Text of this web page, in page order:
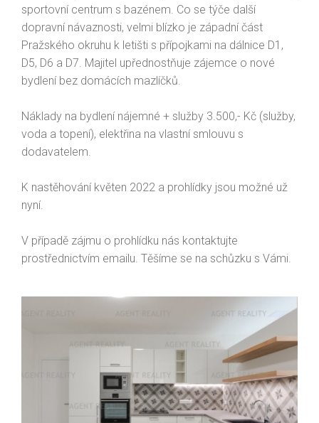
sportovní centrum s bazénem. Co se týče další
dopravní návaznosti, velmi blízko je západní část
Pražského okruhu k letišti s přípojkami na dálnice D1,
D5, D6 a D7. Majitel upřednostňuje zájemce o nové
bydlení bez domácích mazlíčků.
Náklady na bydlení nájemné + služby 3.500,- Kč (služby,
voda a topení), elektřina na vlastní smlouvu s
dodavatelem.
K nastěhování květen 2022 a prohlídky jsou možné už
nyní.
V případě zájmu o prohlídku nás kontaktujte
prostřednictvím emailu. Těšíme se na schůzku s Vámi.